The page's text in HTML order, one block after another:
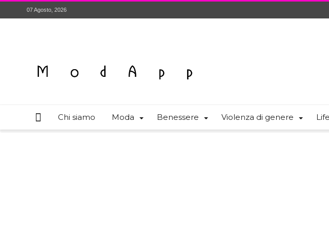
07 Agosto, 2026
Chi siamo Moda Benessere Violenza di genere